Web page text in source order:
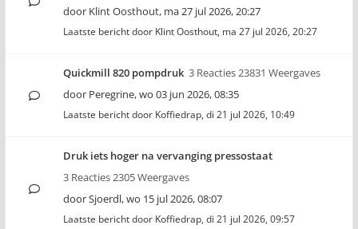
door Klint Oosthout, ma 27 jul 2026, 20:27
Laatste bericht door Klint Oosthout, ma 27 jul 2026, 20:27
Quickmill 820 pompdruk 3 Reacties 23831 Weergaves
door Peregrine,wo 03 jun 2026, 08:35
Laatste bericht door Koffiedrap, di 21 jul 2026, 10:49
Druk iets hoger na vervanging pressostaat
3 Reacties 2305 Weergaves
doorSjoerdl,wo 15 jul 2026, 08:07
Laatste bericht door Koffiedrap, di 21 jul 2026, 09:57